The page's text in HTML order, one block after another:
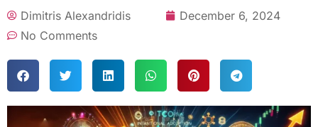
Dimitris Alexandridis
December 6, 2024
No Comments